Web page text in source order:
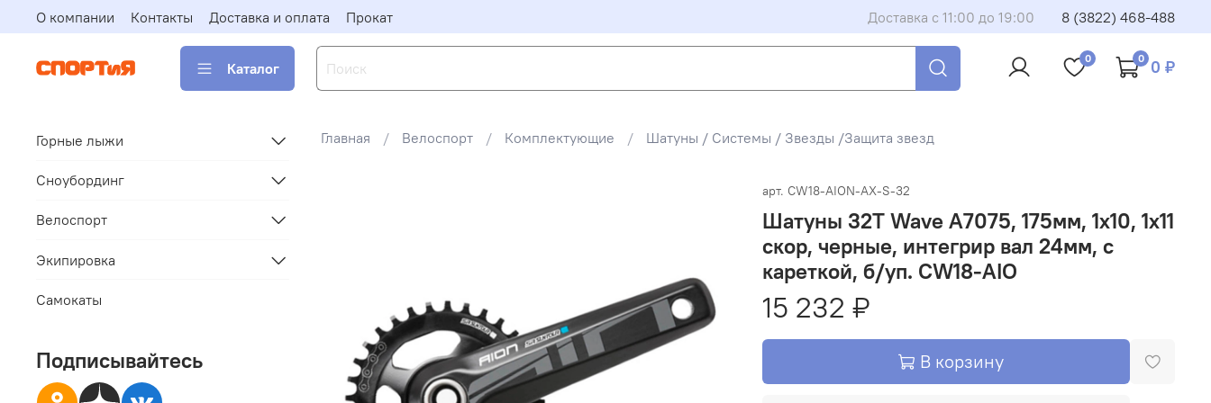
О компании Контакты Доставка и оплата Прокат Доставка с 11:00 до 19:00 8 (3822) 468-488
Каталог
0 0 0 ₽
Главная Велоспорт Комплектующие Шатуны / Системы / Звезды /Защита звезд
арт. CW18-AION-AX-S-32
Шатуны 32Т Wave А7075, 175мм, 1x10, 1x11
скор, черные, интегрир вал 24мм, с
кареткой, б/уп. CW18-AIO
15 232 ₽
В корзину
Горные лыжи
Сноубординг
Велоспорт
Экипировка
Самокаты
Подписывайтесь